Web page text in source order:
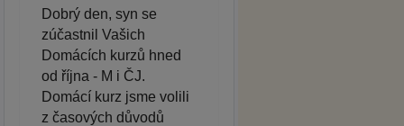
Dobrý den, syn se
zúčastnil Vašich
Domácích kurzů hned
od října - M i ČJ.
Domácí kurz jsme volili
z časových důvodů